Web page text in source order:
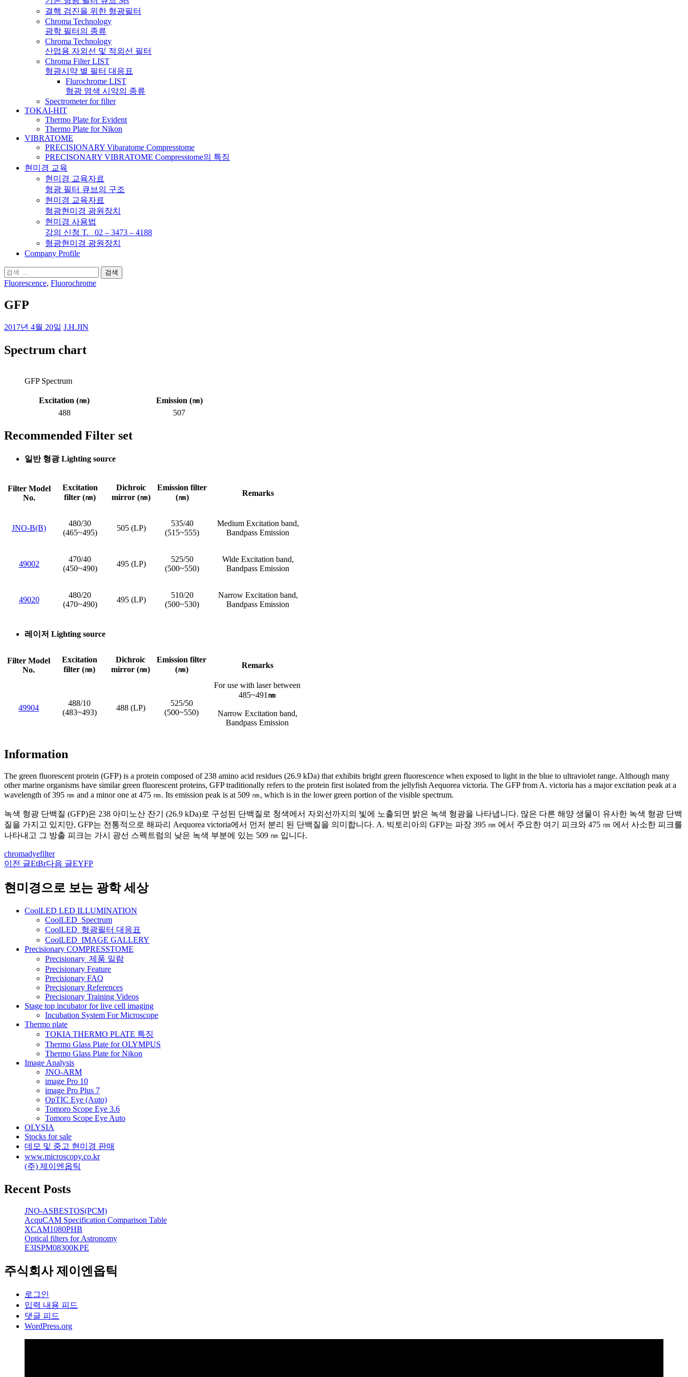
결핵 검진을 위한 형광필터
Chroma Technology
광학 필터의 종류
Chroma Technology
산업용 자외선 및 적외선 필터
Chroma Filter LIST
형광시약 별 필터 대응표
Flurochrome LIST
형광 염색 시약의 종류
Spectrometer for filter
TOKAI-HIT
Thermo Plate for Evident
Thermo Plate for Nikon
VIBRATOME
PRECISIONARY Vibaratome Compresstome
PRECISONARY VIBRATOME Compresstome의 특징
현미경 교육
현미경 교육자료
형광 필터 큐브의 구조
현미경 교육자료
형광현미경 광원장치
현미경 사용법
강의 신청 T. 02 – 3473 – 4188
형광현미경 광원장치
Company Profile
검
색:
Fluorescence, Fluorochrome
GFP
2017년 4월 20일 J.H.JIN
Spectrum chart
GFP Spectrum
Excitation (㎚) Emission (㎚)
488
507
Recommended Filter set
일반 형광 Lighting source
Filter Model
No.
Excitation
filter (㎚)
Dichroic
mirror (㎚)
Emission filter
(㎚)
Remarks
JNO-B(B)
480/30
(465~495)
505 (LP)
535/40
(515~555)
Medium Excitation band,
Bandpass Emission
49002
470/40
(450~490)
495 (LP)
525/50
(500~550)
Wide Excitation band,
Bandpass Emission
49020
480/20
(470~490)
495 (LP)
510/20
(500~530)
Narrow Excitation band,
Bandpass Emission
레이저 Lighting source
Filter Model
No.
Excitation
filter (㎚)
Dichroic
mirror (㎚)
Emission filter
(㎚)
Remarks
49904
488/10
(483~493)
488 (LP)
525/50
(500~550)
For use with laser between
485~491㎚
Narrow Excitation band,
Bandpass Emission
Information
The green fluorescent protein (GFP) is a protein composed of 238 amino acid residues (26.9 kDa) that exhibits bright green fluorescence when exposed to light in the blue to ultraviolet range. Although many
other marine organisms have similar green fluorescent proteins, GFP traditionally refers to the protein first isolated from the jellyfish Aequorea victoria. The GFP from A. victoria has a major excitation peak at a
wavelength of 395 ㎚ and a minor one at 475 ㎚. Its emission peak is at 509 ㎚, which is in the lower green portion of the visible spectrum.
녹색 형광 단백질 (GFP)은 238 아미노산 잔기 (26.9 kDa)로 구성된 단백질로 청색에서 자외선까지의 빛에 노출되면 밝은 녹색 형광을 나타냅니다. 많은 다른 해양 생물이 유사한 녹색 형광 단백
질을 가지고 있지만, GFP는 전통적으로 해파리 Aequorea victoria에서 먼저 분리 된 단백질을 의미합니다. A. 빅토리아의 GFP는 파장 395 ㎚ 에서 주요한 여기 피크와 475 ㎚ 에서 사소한 피크를
나타내고 그 방출 피크는 가시 광선 스펙트럼의 낮은 녹색 부분에 있는 509 ㎚ 입니다.
chromadyefilter
글
네
이전 글EtBr다음 글EYFP
현미경으로 보는 광학 세상
CoolLED LED ILLUMINATION
CoolLED_Spectrum
CoolLED_형광필터 대응표
CoolLED_IMAGE GALLERY
Precisionary COMPRESSTOME
Precisionary_제품 일람
Precisionary Feature
Precisionary FAQ
Precisionary References
Precisionary Training Videos
Stage top incubator for live cell imaging
Incubation System For Microscope
Thermo plate
TOKIA THERMO PLATE 특징
Thermo Glass Plate for OLYMPUS
Thermo Glass Plate for Nikon
Image Analysis
JNO-ARM
image Pro 10
image Pro Plus 7
OpTIC Eye (Auto)
Tomoro Scope Eye 3.6
Tomoro Scope Eye Auto
OLYSIA
Stocks for sale
데모 및 중고 현미경 판매
www.microscopy.co.kr
(주) 제이엔옵틱
Recent Posts
JNO-ASBESTOS(PCM)
AcquCAM Specification Comparison Table
XCAM1080PHB
Optical filters for Astronomy
E3ISPM08300KPE
주식회사 제이엔옵틱
로그인
입력 내용 피드
댓글 피드
WordPress.org